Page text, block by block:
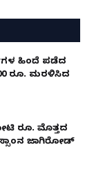
ಹಿಂದೆ ಪಡೆದ
ರೂ. ಮರಳಿಸಿದ
ರೂ. ಮೊತ್ತದ
ಜಾಗಿರೋಡ್